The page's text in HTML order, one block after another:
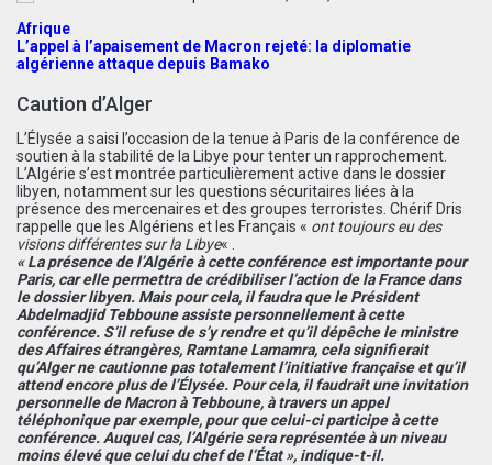
Afrique
L’appel à l’apaisement de Macron rejeté: la diplomatie
algérienne attaque depuis Bamako
Caution d’Alger
L’Élysée a saisi l’occasion de la tenue à Paris de la conférence de
soutien à la stabilité de la Libye pour tenter un rapprochement.
L’Algérie s’est montrée particulièrement active dans le dossier
libyen, notamment sur les questions sécuritaires liées à la
présence des mercenaires et des groupes terroristes. Chérif Dris
rappelle que les Algériens et les Français « ont toujours eu des
visions différentes sur la Libye« .
« La présence de l’Algérie à cette conférence est importante pour
Paris, car elle permettra de crédibiliser l’action de la France dans
le dossier libyen. Mais pour cela, il faudra que le Président
Abdelmadjid Tebboune assiste personnellement à cette
conférence. S’il refuse de s’y rendre et qu’il dépêche le ministre
des Affaires étrangères, Ramtane Lamamra, cela signifierait
qu’Alger ne cautionne pas totalement l’initiative française et qu’il
attend encore plus de l’Élysée. Pour cela, il faudrait une invitation
personnelle de Macron à Tebboune, à travers un appel
téléphonique par exemple, pour que celui-ci participe à cette
conférence. Auquel cas, l’Algérie sera représentée à un niveau
moins élevé que celui du chef de l’État », indique-t-il.